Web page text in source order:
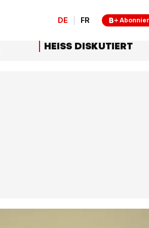
DE FR
HEISS DISKUTIERT